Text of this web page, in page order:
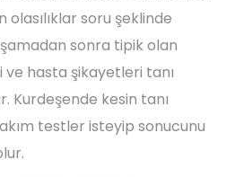
soru şeklinde
sonra tipik olan
hasta şikayetleri tanı
Kurdeşende kesin tanı
testler isteyip sonucunu